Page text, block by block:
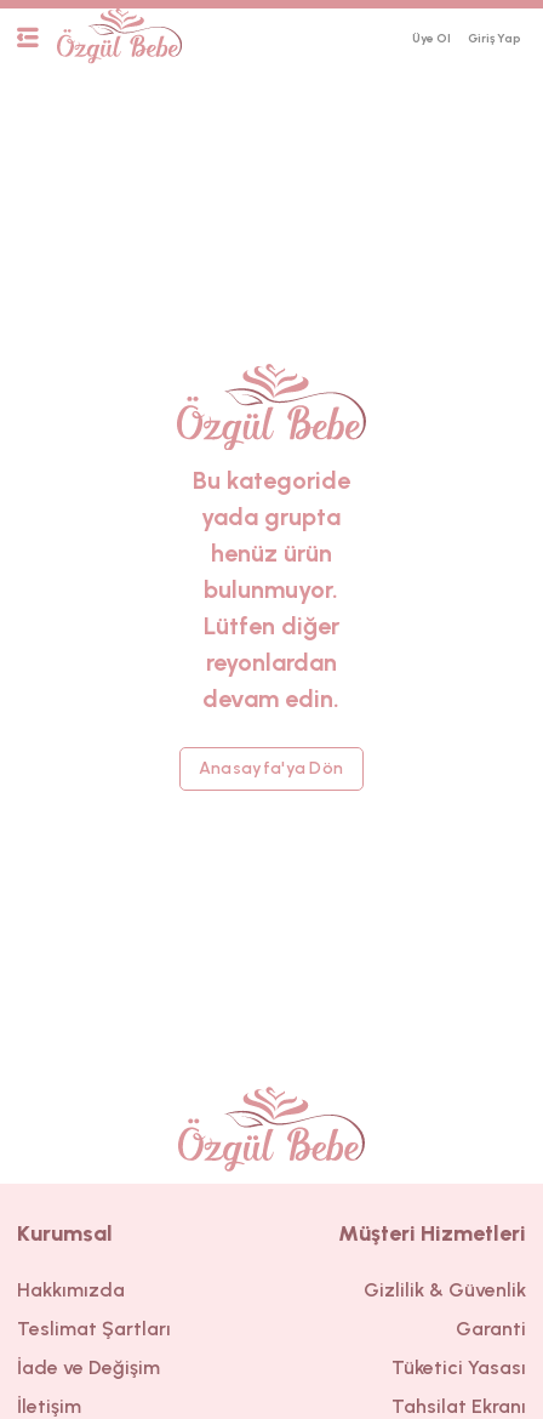
Üye Ol
Bu kategoride
yada grupta
henüz ürün
bulunmuyor.
Lütfen diğer
reyonlardan
devam edin.
Anasayfa'ya Dön
Kurumsal
Hakkımızda
Teslimat Şartları
İade ve Değişim
İletişim
Müşteri Hizmetleri
Gizlilik & Güvenlik
Garanti
Tüketici Yasası
Tahsilat Ekranı